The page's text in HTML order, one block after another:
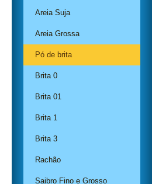
Areia Suja
Areia Grossa
Pó de brita
Brita 0
Brita 01
Brita 1
Brita 3
Rachão
Saibro Fino e Grosso